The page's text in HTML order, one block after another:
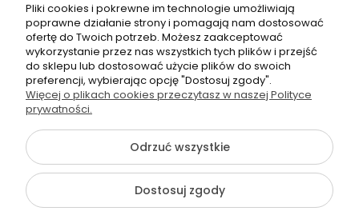
+48 570 367 989
©2026 Wszelkie Prawa Zastrzeżone | TADAM Pracownia
Kreatywna
Pliki cookies i pokrewne im technologie umożliwiają
poprawne działanie strony i pomagają nam dostosować
ofertę do Twoich potrzeb. Możesz zaakceptować
wykorzystanie przez nas wszystkich tych plików i przejść
do sklepu lub dostosować użycie plików do swoich
preferencji, wybierając opcję "Dostosuj zgody".
Więcej o plikach cookies przeczytasz w naszej Polityce
prywatności.
Odrzuć wszystkie
Dostosuj zgody